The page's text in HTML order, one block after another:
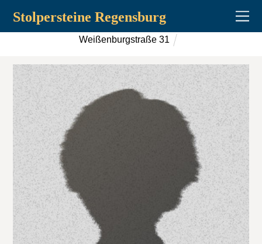
Stolpersteine Regensburg
Weißenburgstraße 31